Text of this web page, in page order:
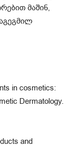
მაშინ,
in cosmetics:
Dermatology.
and